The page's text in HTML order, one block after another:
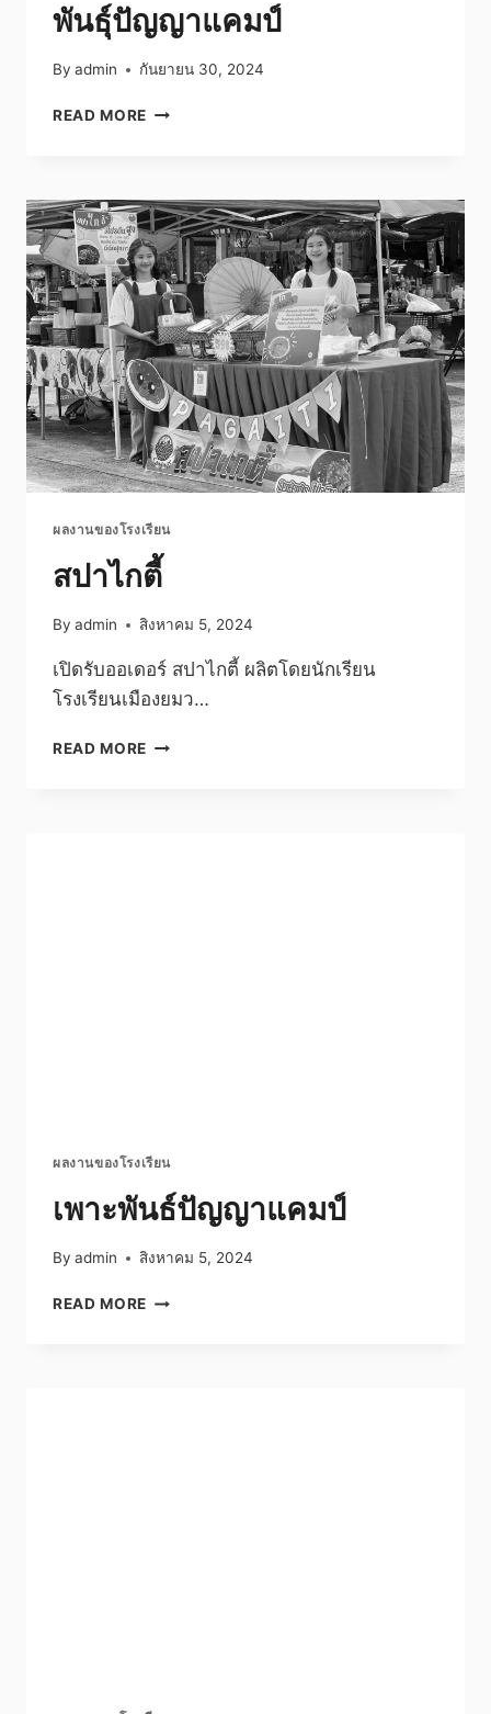
พันธุ์ปัญญาแคมป์
By admin กันยายน 30, 2024
READ MORE รางวัล
เพาะ
พันธุ์
ปัญญา
แคม
ป์
ผลงานของโรงเรียน
สปาไกตี้
By admin สิงหาคม 5, 2024
เปิดรับออเดอร์ สปาไกตี้ ผลิตโดยนักเรียน
โรงเรียนเมืองยมว…
READ MORE ส
ผลงานของโรงเรียน
เพาะพันธ์ปัญญาแคมป์
By admin สิงหาคม 5, 2024
READ MORE เพาะ